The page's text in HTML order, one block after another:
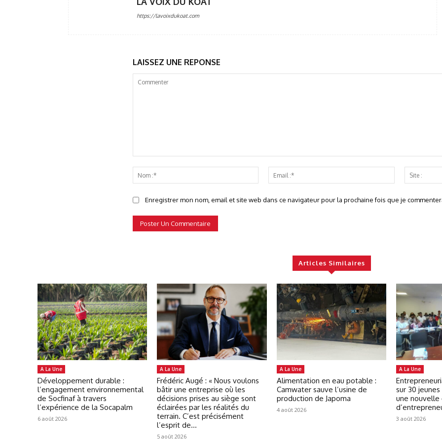
https://lavoixdukoat.com
LAISSEZ UNE REPONSE
:*
Email
:*
Enregistrer mon nom, email et site web dans ce navigateur pour la prochaine fois que je
Articles Similaires
A La Une
Développement durable :
l’engagement environnemental
de Socfinaf à travers
l’expérience de la Socapalm
6 août 2026
A La Une
Frédéric Augé : « Nous voulons
bâtir une entreprise où les
décisions prises au siège sont
éclairées par les réalités du
terrain. C’est précisément
l’esprit de...
5 août 2026
A La Une
Alimentation en eau potable :
Camwater sauve l’usine de
production de Japoma
4 août 2026
A La Une
sur 30
une nouvelle
3 août 2026